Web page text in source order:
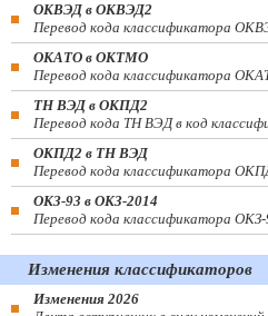
ОКВЭД в ОКВЭД2
Перевод кода классификатора
ОКАТО в ОКТМО
Перевод кода классификатора
ТН ВЭД в ОКПД2
Перевод кода ТН ВЭД в код
ОКПД2 в ТН ВЭД
Перевод кода классификатора
ОКЗ-93 в ОКЗ-2014
Перевод кода классификатора
Изменения классификаторов
Изменения 2026